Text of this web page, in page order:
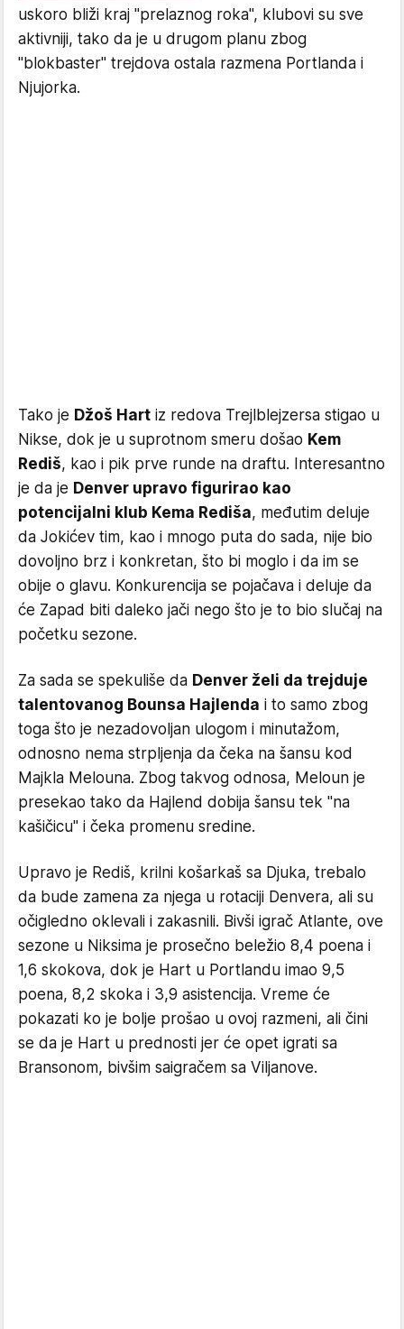
uskoro bliži kraj "prelaznog roka", klubovi su sve
aktivniji, tako da je u drugom planu zbog
"blokbaster" trejdova ostala razmena Portlanda i
Njujorka.
Tako je Džoš Hart iz redova Trejlblejzersa stigao u
Nikse, dok je u suprotnom smeru došao Kem
Rediš, kao i pik prve runde na draftu. Interesantno
je da je Denver upravo figurirao kao
potencijalni klub Kema Rediša, međutim deluje
da Jokićev tim, kao i mnogo puta do sada, nije bio
dovoljno brz i konkretan, što bi moglo i da im se
obije o glavu. Konkurencija se pojačava i deluje da
će Zapad biti daleko jači nego što je to bio slučaj na
početku sezone.
Za sada se spekuliše da Denver želi da trejduje
talentovanog Bounsa Hajlenda i to samo zbog
toga što je nezadovoljan ulogom i minutažom,
odnosno nema strpljenja da čeka na šansu kod
Majkla Melouna. Zbog takvog odnosa, Meloun je
presekao tako da Hajlend dobija šansu tek "na
kašičicu" i čeka promenu sredine.
Upravo je Rediš, krilni košarkaš sa Djuka, trebalo
da bude zamena za njega u rotaciji Denvera, ali su
očigledno oklevali i zakasnili. Bivši igrač Atlante, ove
sezone u Niksima je prosečno beležio 8,4 poena i
1,6 skokova, dok je Hart u Portlandu imao 9,5
poena, 8,2 skoka i 3,9 asistencija. Vreme će
pokazati ko je bolje prošao u ovoj razmeni, ali čini
se da je Hart u prednosti jer će opet igrati sa
Bransonom, bivšim saigračem sa Viljanove.